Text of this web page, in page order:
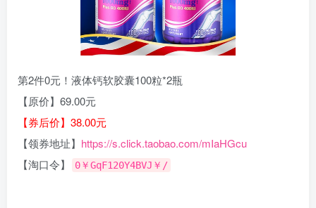
第2件0元！液体钙软胶囊100粒*2瓶
【原价】69.00元
【券后价】38.00元
【领券地址】 https://s.click.taobao.com/mIaHGcu
【淘口令】
0￥GqF120Y4BVJ￥/